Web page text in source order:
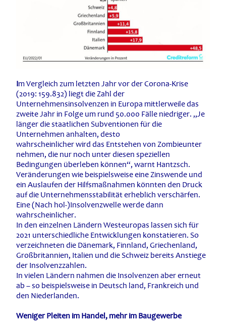
Im Vergleich zum letzten Jahr vor der Corona-Krise
(2019: 159.832) liegt die Zahl der
Unternehmensinsolvenzen in Europa mittlerweile das
zweite Jahr in Folge um rund 50.000 Fälle niedriger. „Je
länger die staatlichen Subventionen für die
Unternehmen anhalten, desto
wahrscheinlicher wird das Entstehen von Zombieunter
nehmen, die nur noch unter diesen speziellen
Bedingungen überleben können“, warnt Hantzsch.
Veränderungen wie beispielsweise eine Zinswende und
ein Auslaufen der Hilfsmaßnahmen könnten den Druck
auf die Unternehmensstabilität erheblich verschärfen.
Eine (Nach hol-)Insolvenzwelle werde dann
wahrscheinlicher.
In den einzelnen Ländern Westeuropas lassen sich für
2021 unterschiedliche Entwicklungen konstatieren. So
verzeichneten die Dänemark, Finnland, Griechenland,
Großbritannien, Italien und die Schweiz bereits Anstiege
der Insolvenzzahlen.
In vielen Ländern nahmen die Insolvenzen aber erneut
ab – so beispielsweise in Deutsch land, Frankreich und
den Niederlanden.
Weniger Pleiten im Handel, mehr im Baugewerbe